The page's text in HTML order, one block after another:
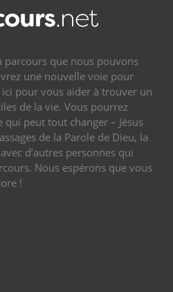
parcours que nous pouvons
une nouvelle voie pour
pour vous aider à trouver un
de la vie. Vous pourrez
peut tout changer – Jésus
de la Parole de Dieu, la
d’autres personnes qui
Nous espérons que vous
!